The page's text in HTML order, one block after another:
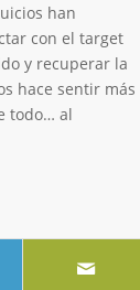
han
con el target
y recuperar la
hace sentir más
todo… al